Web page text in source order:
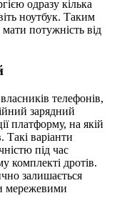
одразу кілька
ноутбук. Таким
потужність від
телефонів,
зарядний
платформу, на якій
Такі варіанти
під час
комплекті дротів.
залишається
мережевими